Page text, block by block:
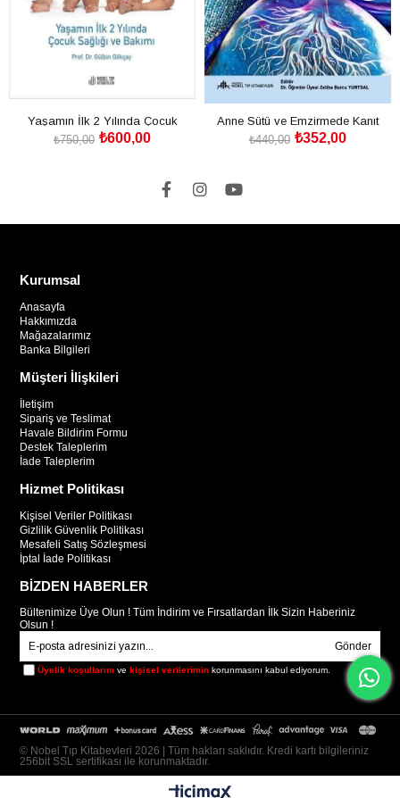
Yaşamın İlk 2 Yılında Çocuk
Sağlığı ve Bakımı: Mutlu, Sağlıklı ve
₺600,00
₺750,00
Anne Sütü ve Emzirmede Kanıt
Temelli Uygulamalar
₺352,00
₺440,00
Kurumsal
Anasayfa
Hakkımızda
Mağazalarımız
Banka Bilgileri
Müşteri İlişkileri
İletişim
Sipariş ve Teslimat
Havale Bildirim Formu
Destek Taleplerim
İade Taleplerim
Hizmet Politikası
Kişisel Veriler Politikası
Gizlilik Güvenlik Politikası
Mesafeli Satış Sözleşmesi
İptal İade Politikası
BİZDEN HABERLER
Bültenimize Üye Olun ! Tüm İndirim ve Fırsatlardan İlk Sizin Haberiniz
Olsun !
Gönder
Üyelik koşullarını vekişisel verilerimin korunmasını kabul ediyorum.
© Nobel Tıp Kitabevleri 2026 | Tüm hakları saklıdır. Kredi kartı bilgileriniz
256bit SSL sertifikası ile korunmaktadır.